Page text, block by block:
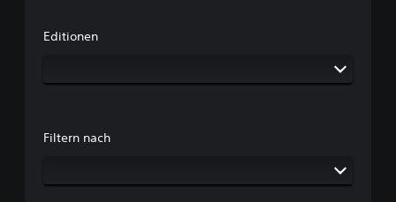
Editionen
Filtern nach